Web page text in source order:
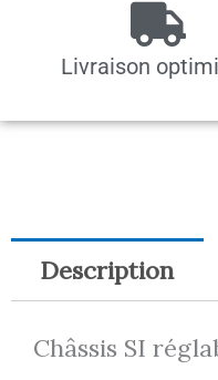
Livraison
Description
Châssis SI